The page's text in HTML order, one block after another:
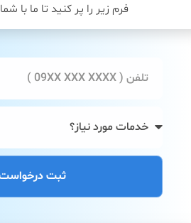
فرم زیر را پر کنید تا ما با
ثبت